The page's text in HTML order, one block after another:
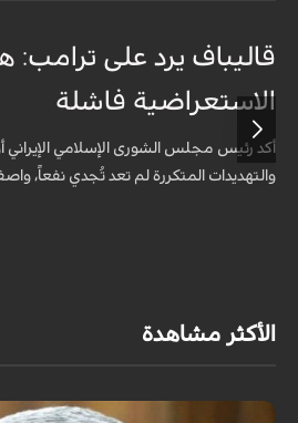
قاليباف يرد على ترامب:
الاستعراضية فاشلة
أكد رئيس مجلس الشورى الإسلامي الإيراني
والتهديدات المتكررة لم تعد تُجدي نفعاً،
الأكثر مشاهدة